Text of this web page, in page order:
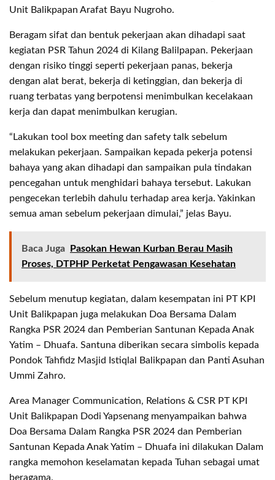
Unit Balikpapan Arafat Bayu Nugroho.
Beragam sifat dan bentuk pekerjaan akan dihadapi saat
kegiatan PSR Tahun 2024 di Kilang Balilpapan. Pekerjaan
dengan risiko tinggi seperti pekerjaan panas, bekerja
dengan alat berat, bekerja di ketinggian, dan bekerja di
ruang terbatas yang berpotensi menimbulkan kecelakaan
kerja dan dapat menimbulkan kerugian.
“Lakukan tool box meeting dan safety talk sebelum
melakukan pekerjaan. Sampaikan kepada pekerja potensi
bahaya yang akan dihadapi dan sampaikan pula tindakan
pencegahan untuk menghidari bahaya tersebut. Lakukan
pengecekan terlebih dahulu terhadap area kerja. Yakinkan
semua aman sebelum pekerjaan dimulai,” jelas Bayu.
Baca Juga
Pasokan Hewan Kurban Berau Masih
Proses, DTPHP Perketat Pengawasan Kesehatan
Sebelum menutup kegiatan, dalam kesempatan ini PT KPI
Unit Balikpapan juga melakukan Doa Bersama Dalam
Rangka PSR 2024 dan Pemberian Santunan Kepada Anak
Yatim – Dhuafa. Santuna diberikan secara simbolis kepada
Pondok Tahfidz Masjid Istiqlal Balikpapan dan Panti Asuhan
Ummi Zahro.
Area Manager Communication, Relations & CSR PT KPI
Unit Balikpapan Dodi Yapsenang menyampaikan bahwa
Doa Bersama Dalam Rangka PSR 2024 dan Pemberian
Santunan Kepada Anak Yatim – Dhuafa ini dilakukan Dalam
rangka memohon keselamatan kepada Tuhan sebagai umat
beragama.